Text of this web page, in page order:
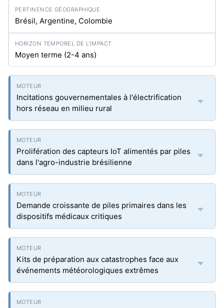
Brésil, Argentine, Colombie
Moyen terme (2-4 ans)
Incitations gouvernementales à l'électrification
hors réseau en milieu rural
Prolifération des capteurs IoT alimentés par piles
dans l'agro-industrie brésilienne
Demande croissante de piles primaires dans les
dispositifs médicaux critiques
Kits de préparation aux catastrophes face aux
événements météorologiques extrêmes